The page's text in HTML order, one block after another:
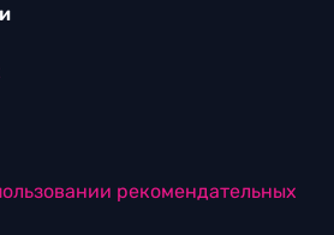
рекомендательных